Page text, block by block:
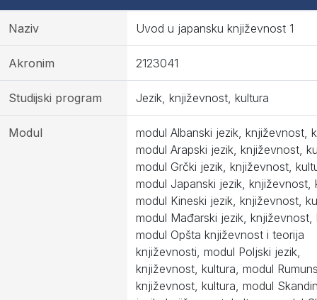
Naziv Uvod u japansku književnost 1
Akronim 2123041
Studijski program Jezik, književnost, kultura
Modul
modul Albanski jezik, književnost,
modul Arapski jezik, književnost,
modul Grčki jezik, književnost,
modul Japanski jezik, književnost,
modul Kineski jezik, književnost,
modul Mađarski jezik, književnost,
modul Opšta književnost i teorija
književnosti, modul Poljski jezik,
književnost, kultura, modul
književnost, kultura, modul